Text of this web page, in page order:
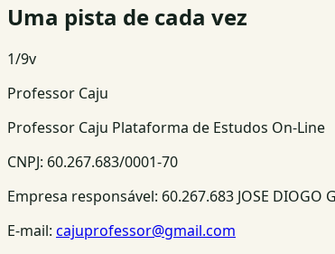
Uma pista de cada vez
1/9v
Professor Caju
Professor Caju Plataforma de Estudos On-Line
CNPJ: 60.267.683/0001-70
Empresa responsável: 60.267.683 JOSE DIOGO
E-mail: cajuprofessor@gmail.com